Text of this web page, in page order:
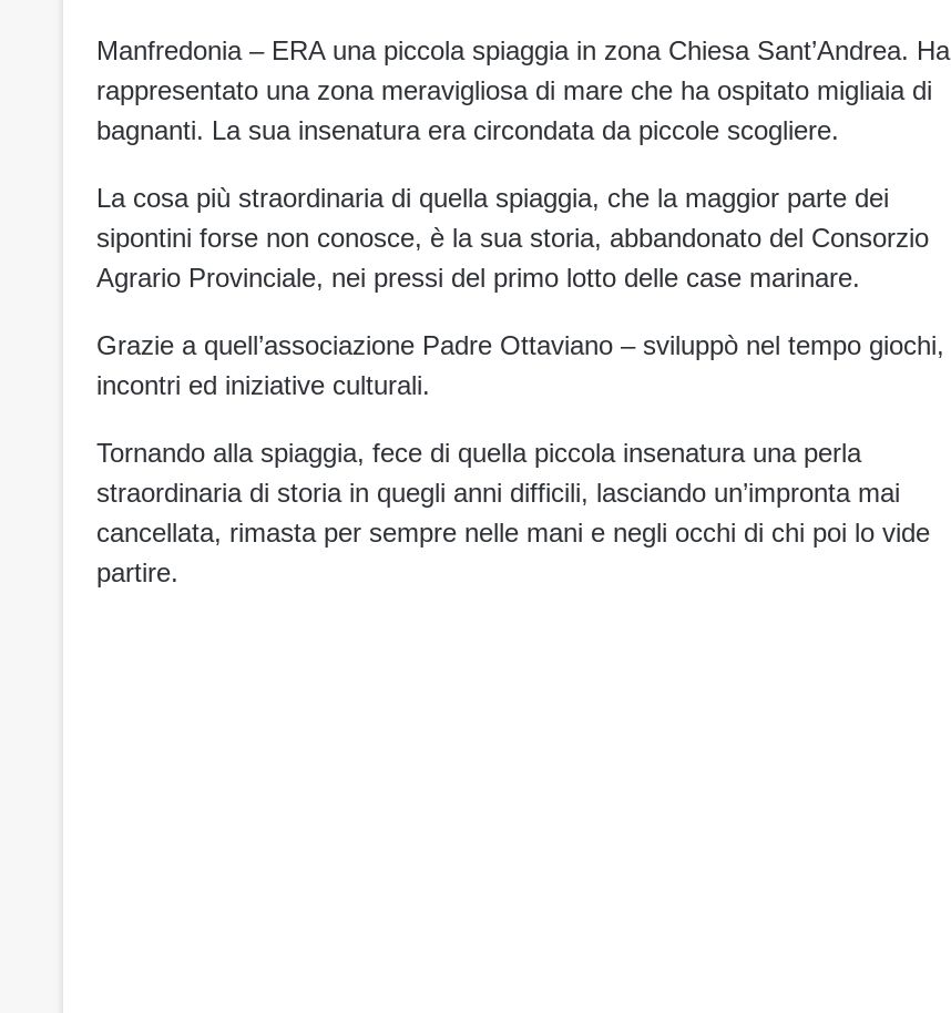
Manfredonia – ERA una piccola spiaggia in zona Chiesa Sant’Andrea. Ha
rappresentato una zona meravigliosa di mare che ha ospitato migliaia di
bagnanti. La sua insenatura era circondata da piccole scogliere.
La cosa più straordinaria di quella spiaggia, che la maggior parte dei
sipontini forse non conosce, è la sua storia, abbandonato del Consorzio
Agrario Provinciale, nei pressi del primo lotto delle case marinare.
Grazie a quell’associazione Padre Ottaviano – sviluppò nel tempo giochi,
incontri ed iniziative culturali.
Tornando alla spiaggia, fece di quella piccola insenatura una perla
straordinaria di storia in quegli anni difficili, lasciando un’impronta mai
cancellata, rimasta per sempre nelle mani e negli occhi di chi poi lo vide
partire.